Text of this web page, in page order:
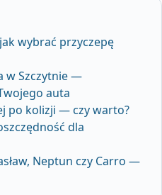
wybrać przyczepę
w Szczytnie —
auta
po kolizji — czy warto?
dla
Neptun czy Carro —